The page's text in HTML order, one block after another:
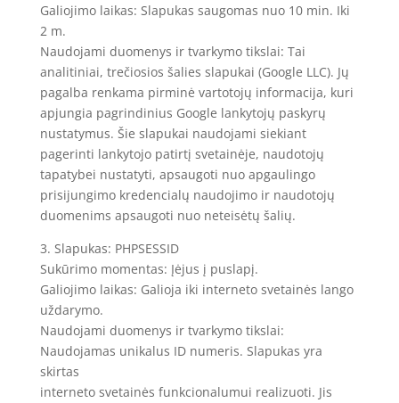
Galiojimo laikas: Slapukas saugomas nuo 10 min. Iki
2 m.
Naudojami duomenys ir tvarkymo tikslai: Tai
analitiniai, trečiosios šalies slapukai (Google LLC). Jų
pagalba renkama pirminė vartotojų informacija, kuri
apjungia pagrindinius Google lankytojų paskyrų
nustatymus. Šie slapukai naudojami siekiant
pagerinti lankytojo patirtį svetainėje, naudotojų
tapatybei nustatyti, apsaugoti nuo apgaulingo
prisijungimo kredencialų naudojimo ir naudotojų
duomenims apsaugoti nuo neteisėtų šalių.
3. Slapukas: PHPSESSID
Sukūrimo momentas: Įėjus į puslapį.
Galiojimo laikas: Galioja iki interneto svetainės lango
uždarymo.
Naudojami duomenys ir tvarkymo tikslai:
Naudojamas unikalus ID numeris. Slapukas yra
skirtas
interneto svetainės funkcionalumui realizuoti. Jis